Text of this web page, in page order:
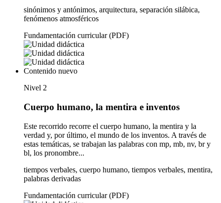
sinónimos y antónimos, arquitectura, separación silábica,
fenómenos atmosféricos
Fundamentación curricular (PDF)
Contenido nuevo
Nivel 2
Cuerpo humano, la mentira e inventos
Este recorrido recorre el cuerpo humano, la mentira y la
verdad y, por último, el mundo de los inventos. A través de
estas temáticas, se trabajan las palabras con mp, mb, nv, br y
bl, los pronombre...
tiempos verbales, cuerpo humano, tiempos verbales, mentira,
palabras derivadas
Fundamentación curricular (PDF)